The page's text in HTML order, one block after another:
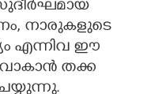
നാരുകളുടെ
എന്നിവ ഈ
തക്ക